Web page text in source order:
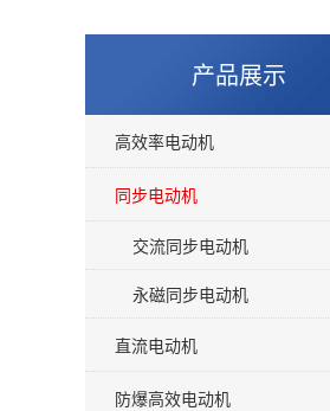
产品展示
高效率电动机
同步电动机
交流同步电动机
永磁同步电动机
直流电动机
防爆高效电动机